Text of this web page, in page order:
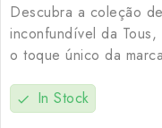
Descubra a coleção
inconfundível da
o toque único da
check In Stock